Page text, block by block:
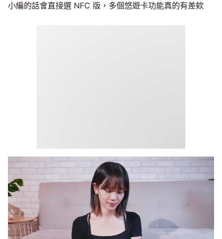
小編的話會直接選 NFC 版，多個悠遊卡功能真的有差欸